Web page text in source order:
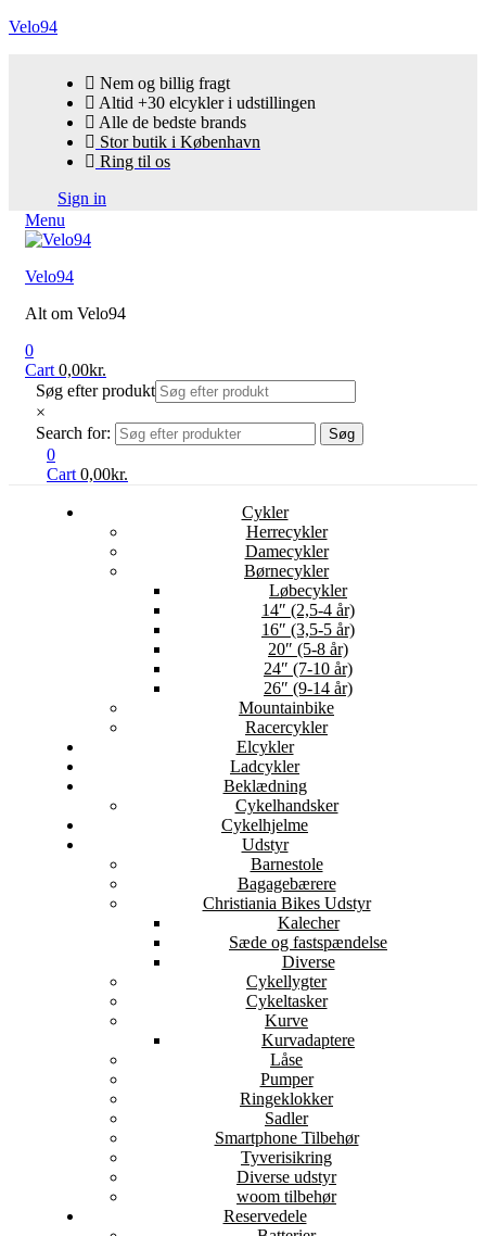
Velo94
Nem og billig fragt
Altid +30 elcykler i udstillingen
Alle de bedste brands
Stor butik i København
Ring til os
Sign in
Menu
Velo94
Alt om Velo94
0
Cart 0,00kr.
Søg efter produkt
×
Search for:
Søg
0
Cart 0,00kr.
Cykler
Herrecykler
Damecykler
Børnecykler
Løbecykler
14″ (2,5-4 år)
16″ (3,5-5 år)
20″ (5-8 år)
24″ (7-10 år)
26″ (9-14 år)
Mountainbike
Racercykler
Elcykler
Ladcykler
Beklædning
Cykelhandsker
Cykelhjelme
Udstyr
Barnestole
Bagagebærere
Christiania Bikes Udstyr
Kalecher
Sæde og fastspændelse
Diverse
Cykellygter
Cykeltasker
Kurve
Kurvadaptere
Låse
Pumper
Ringeklokker
Sadler
Smartphone Tilbehør
Tyverisikring
Diverse udstyr
woom tilbehør
Reservedele